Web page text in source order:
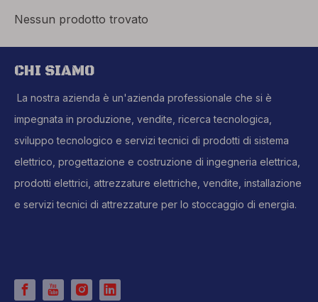
i nostri trasformatori di forno garantiscono una
Nessun prodotto trovato
CHI SIAMO
La nostra azienda è un'azienda professionale che si è
impegnata in produzione, vendite, ricerca tecnologica,
sviluppo tecnologico e servizi tecnici di prodotti di sistema
elettrico, progettazione e costruzione di ingegneria elettrica,
prodotti elettrici, attrezzature elettriche, vendite, installazione
e servizi tecnici di attrezzature per lo stoccaggio di energia.